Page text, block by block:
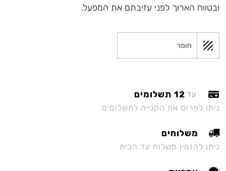
ובטווח הארוך לפני עזיבתם את המפעל.
חומר
עד 12 תשלומים
ניתן לפרוס את הקנייה לתשלומים
משלוחים
ניתן להזמין משלוח עד הבית